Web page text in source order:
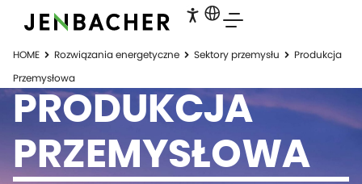
HOME Rozwiązania energetyczne Sektory przemysłu
Produkcja
Przemysłowa
PRODUKCJA
PRZEMYSŁOWA